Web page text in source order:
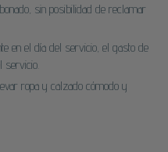
sin posibilidad de reclamar
en el día del servicio, el gasto de
servicio.
ropa y calzado cómodo y